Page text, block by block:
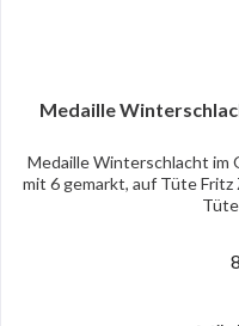
Medaille
Medaille Winterschlacht im
mit 6 gemarkt, auf Tüte